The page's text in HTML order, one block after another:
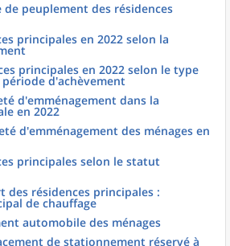
de peuplement des résidences
principales en 2022 selon la
principales en 2022 selon le type
d'achèvement
d'emménagement dans la
en 2022
d'emménagement des ménages en
principales selon le statut
des résidences principales :
de chauffage
automobile des ménages
de stationnement réservé à